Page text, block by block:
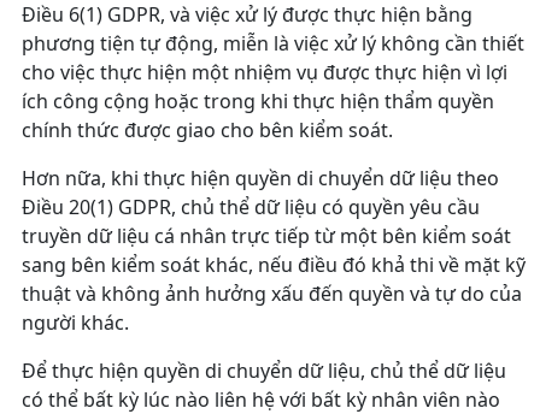
Điều 6(1) GDPR, và việc xử lý được thực hiện bằng
phương tiện tự động, miễn là việc xử lý không cần thiết
cho việc thực hiện một nhiệm vụ được thực hiện vì lợi
ích công cộng hoặc trong khi thực hiện thẩm quyền
chính thức được giao cho bên kiểm soát.
Hơn nữa, khi thực hiện quyền di chuyển dữ liệu theo
Điều 20(1) GDPR, chủ thể dữ liệu có quyền yêu cầu
truyền dữ liệu cá nhân trực tiếp từ một bên kiểm soát
sang bên kiểm soát khác, nếu điều đó khả thi về mặt kỹ
thuật và không ảnh hưởng xấu đến quyền và tự do của
người khác.
Để thực hiện quyền di chuyển dữ liệu, chủ thể dữ liệu
có thể bất kỳ lúc nào liên hệ với bất kỳ nhân viên nào